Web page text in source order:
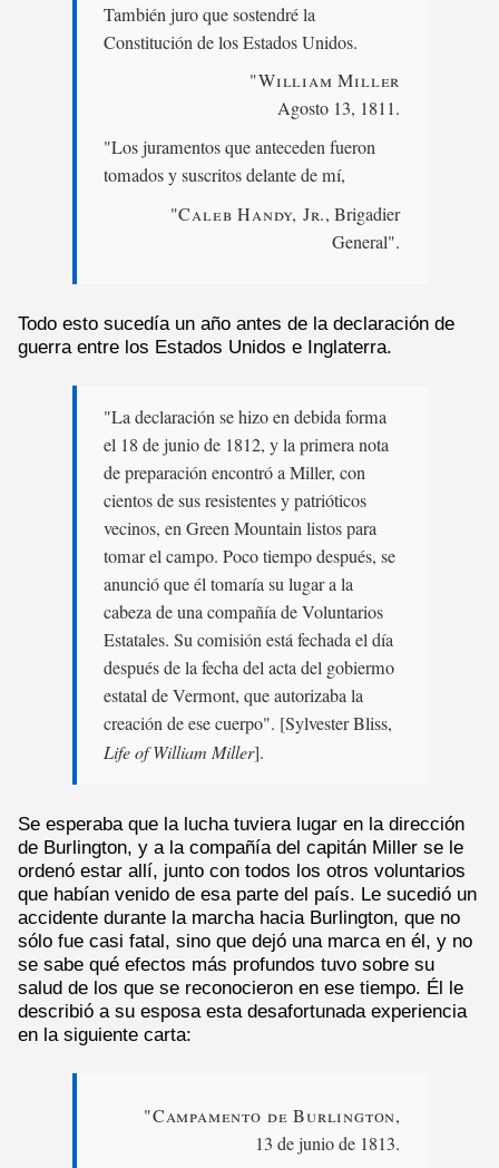
También juro que sostendré la
Constitución de los Estados Unidos.
"William Miller
Agosto 13, 1811.
"Los juramentos que anteceden fueron
tomados y suscritos delante de mí,
"Caleb Handy, Jr., Brigadier
General".
Todo esto sucedía un año antes de la declaración de
guerra entre los Estados Unidos e Inglaterra.
"La declaración se hizo en debida forma
el 18 de junio de 1812, y la primera nota
de preparación encontró a Miller, con
cientos de sus resistentes y patrióticos
vecinos, en Green Mountain listos para
tomar el campo. Poco tiempo después, se
anunció que él tomaría su lugar a la
cabeza de una compañía de Voluntarios
Estatales. Su comisión está fechada el día
después de la fecha del acta del gobiermo
estatal de Vermont, que autorizaba la
creación de ese cuerpo". [Sylvester Bliss,
Life of William Miller].
Se esperaba que la lucha tuviera lugar en la dirección
de Burlington, y a la compañía del capitán Miller se le
ordenó estar allí, junto con todos los otros voluntarios
que habían venido de esa parte del país. Le sucedió un
accidente durante la marcha hacia Burlington, que no
sólo fue casi fatal, sino que dejó una marca en él, y no
se sabe qué efectos más profundos tuvo sobre su
salud de los que se reconocieron en ese tiempo. Él le
describió a su esposa esta desafortunada experiencia
en la siguiente carta:
"Campamento de Burlington,
13 de junio de 1813.